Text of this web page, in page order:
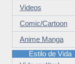
Videos
Comic/Cartoon
Anime Manga
Estilo de Vida